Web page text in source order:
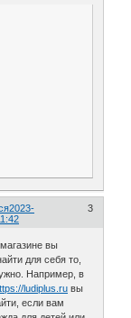
3
2023-
вы
для себя то,
Например, в
ludiplus.ru вы
если вам